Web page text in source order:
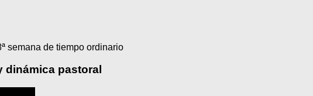
semana de tiempo ordinario
pastoral